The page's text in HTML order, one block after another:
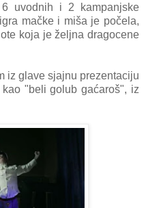
uvodnih i 2 kampanjske
mačke i miša je počela,
koja je željna dragocene
iz glave sjajnu prezentaciju
"beli golub gaćaroš", iz